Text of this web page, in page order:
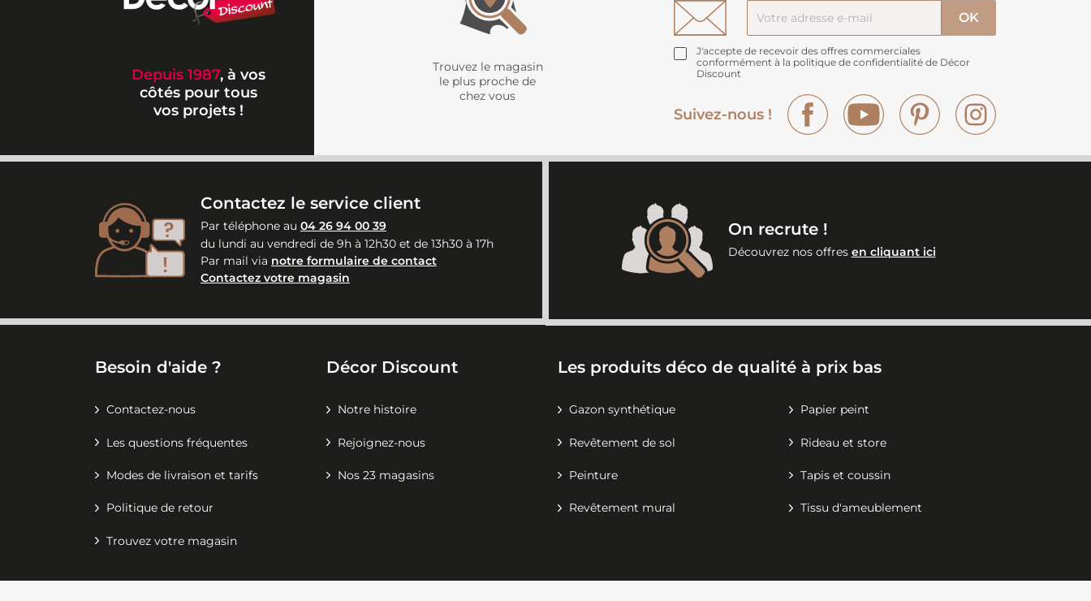
Depuis 1987, à vos
côtés pour tous
vos projets !
Trouvez le magasin
le plus proche de
chez vous
J'accepte de recevoir des offres commerciales
conformément à la politique de confidentialité de Décor
Discount
Suivez-nous !
Facebook YouTube Pinterest
Contactez le service client
Par téléphone au 04 26 94 00 39
du lundi au vendredi de 9h à 12h30 et de 13h30 à 17h
Par mail via notre formulaire de contact
Contactez votre magasin
On recrute !
Découvrez nos offres en cliquant ici
Besoin d'aide ?
Contactez-nous
Les questions fréquentes
Modes de livraison et tarifs
Politique de retour
Trouvez votre magasin
Décor Discount
Notre histoire
Rejoignez-nous
Nos 23 magasins
Les produits déco de qualité à prix bas
Gazon synthétique Papier peint
Revêtement de sol Rideau et store
Peinture Tapis et coussin
Revêtement mural Tissu d'ameublement